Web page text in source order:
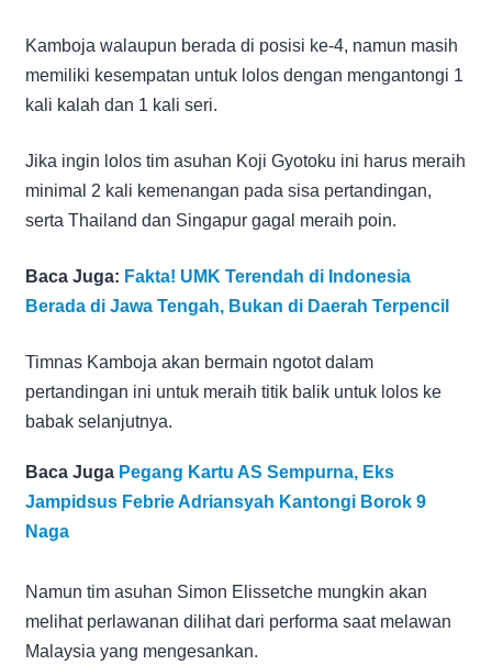
Kamboja walaupun berada di posisi ke-4, namun masih
memiliki kesempatan untuk lolos dengan mengantongi 1
kali kalah dan 1 kali seri.
Jika ingin lolos tim asuhan Koji Gyotoku ini harus meraih
minimal 2 kali kemenangan pada sisa pertandingan,
serta Thailand dan Singapur gagal meraih poin.
Baca Juga: Fakta! UMK Terendah di Indonesia
Berada di Jawa Tengah, Bukan di Daerah Terpencil
Timnas Kamboja akan bermain ngotot dalam
pertandingan ini untuk meraih titik balik untuk lolos ke
babak selanjutnya.
Baca Juga Pegang Kartu AS Sempurna, Eks
Jampidsus Febrie Adriansyah Kantongi Borok 9
Naga
Namun tim asuhan Simon Elissetche mungkin akan
melihat perlawanan dilihat dari performa saat melawan
Malaysia yang mengesankan.